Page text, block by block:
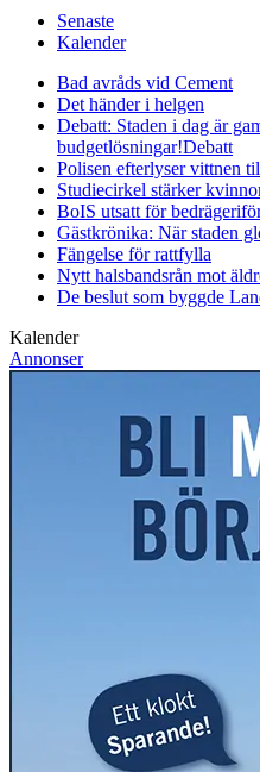
Senaste
Kalender
Bad avråds vid Cement
Det händer i helgen
Debatt: Staden i dag är
budgetlösningar!Debatt
Polisen efterlyser vittnen
Studiecirkel stärker
BoIS utsatt för
Gästkrönika: När staden
Fängelse för rattfylla
Nytt halsbandsrån mot
De beslut som byggde
Kalender
Annonser